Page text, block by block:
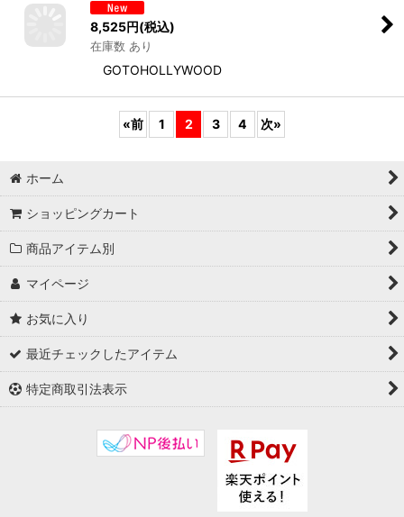
8,525円(税込)
在庫数 あり
GOTOHOLLYWOOD
«前 1 2 3 4 次»
ホーム
ショッピングカート
商品アイテム別
マイページ
お気に入り
最近チェックしたアイテム
特定商取引法表示